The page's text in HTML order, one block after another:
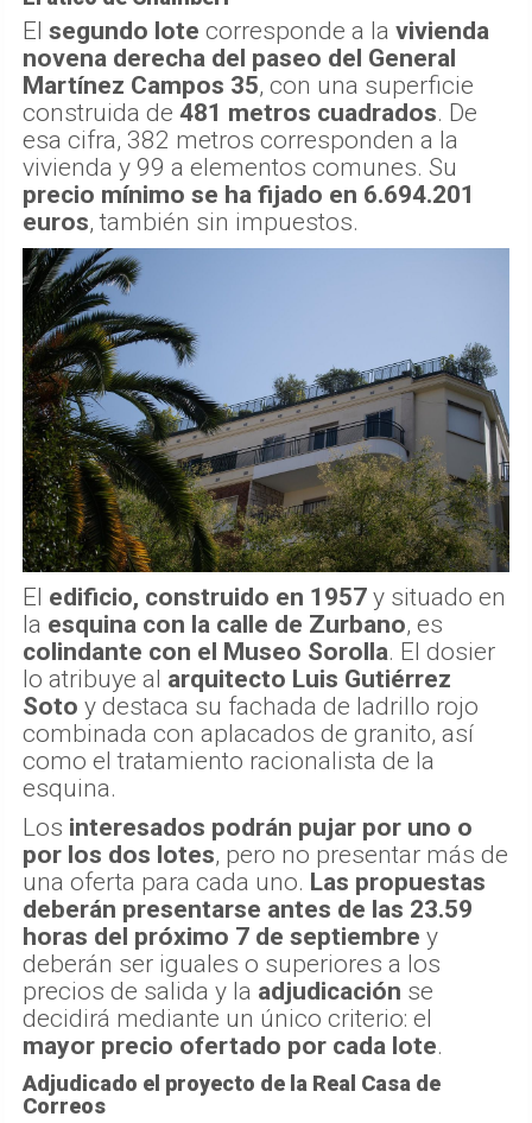
El segundo lote corresponde a la vivienda
novena derecha del paseo del General
Martínez Campos 35, con una superficie
construida de 481 metros cuadrados. De
esa cifra, 382 metros corresponden a la
vivienda y 99 a elementos comunes. Su
precio mínimo se ha fijado en 6.694.201
euros, también sin impuestos.
El edificio, construido en 1957 y situado en
la esquina con la calle de Zurbano, es
colindante con el Museo Sorolla. El dosier
lo atribuye al arquitecto Luis Gutiérrez
Soto y destaca su fachada de ladrillo rojo
combinada con aplacados de granito, así
como el tratamiento racionalista de la
esquina.
Los interesados podrán pujar por uno o
por los dos lotes, pero no presentar más de
una oferta para cada uno. Las propuestas
deberán presentarse antes de las 23.59
horas del próximo 7 de septiembre y
deberán ser iguales o superiores a los
precios de salida y la adjudicación se
decidirá mediante un único criterio: el
mayor precio ofertado por cada lote.
Adjudicado el proyecto de la Real Casa de
Correos